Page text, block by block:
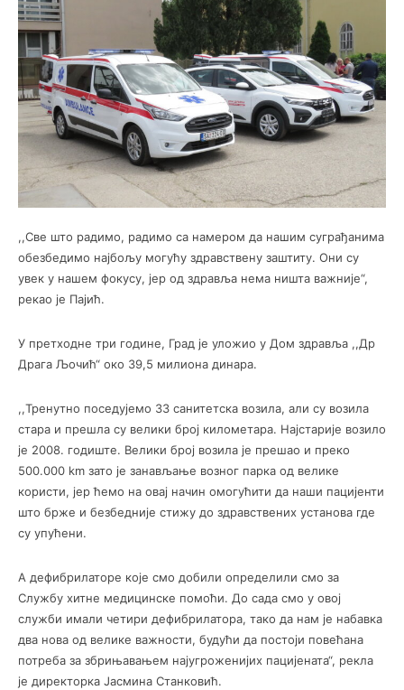
,,Све што радимо, радимо са намером да нашим суграђанима
обезбедимо најбољу могућу здравствену заштиту. Они су
увек у нашем фокусу, јер од здравља нема ништа важније“,
рекао је Пајић.
У претходне три године, Град је уложио у Дом здравља ,,Др
Драга Љочић“ око 39,5 милиона динара.
,,Тренутно поседујемо 33 санитетска возила, али су возила
стара и прешла су велики број километара. Најстарије возило
је 2008. годиште. Велики број возила је прешао и преко
500.000 km зато је занављање возног парка од велике
користи, јер ћемо на овај начин омогућити да наши пацијенти
што брже и безбедније стижу до здравствених установа где
су упућени.
А дефибрилаторе које смо добили определили смо за
Службу хитне медицинске помоћи. До сада смо у овој
служби имали четири дефибрилатора, тако да нам је набавка
два нова од велике важности, будући да постоји повећана
потреба за збрињавањем најугроженијих пацијената“, рекла
је директорка Јасмина Станковић.